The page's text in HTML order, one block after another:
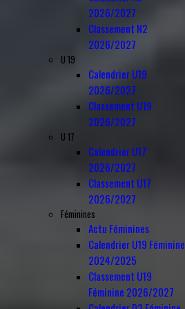
2026/2027
Classement N2
2026/2027
U 19
Calendrier U19
2026/2027
Classement U19
2026/2027
U 17
Calendrier U17
2026/2027
Classement U17
2026/2027
Féminines
Actu Féminines
Calendrier U19 Féminine
2024/2025
Classement U19
Féminine 2026/2027